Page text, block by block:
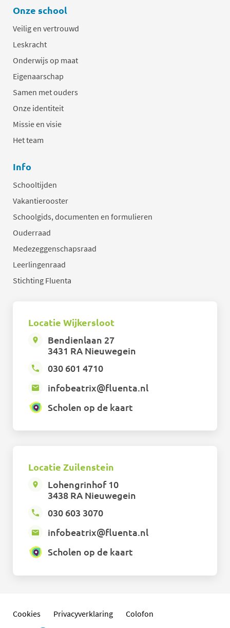
Onze school
Veilig en vertrouwd
Leskracht
Onderwijs op maat
Eigenaarschap
Samen met ouders
Onze identiteit
Missie en visie
Het team
Info
Schooltijden
Vakantierooster
Schoolgids, documenten en formulieren
Ouderraad
Medezeggenschapsraad
Leerlingenraad
Stichting Fluenta
Locatie Wijkersloot
Bendienlaan 27
3431 RA Nieuwegein
030 601 4710
infobeatrix@fluenta.nl
Scholen op de kaart
Locatie Zuilenstein
Lohengrinhof 10
3438 RA Nieuwegein
030 603 3070
infobeatrix@fluenta.nl
Scholen op de kaart
Cookies Privacyverklaring Colofon